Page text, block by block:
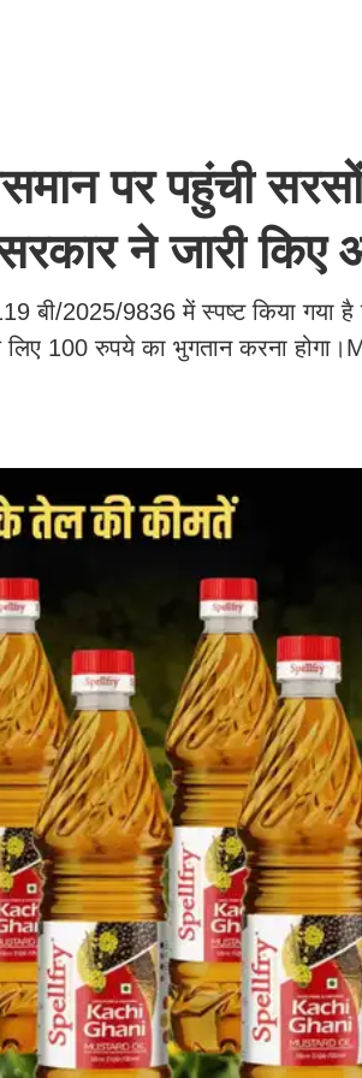
पर पहुंची
ने जारी
बी/2025/9836 में स्पष्ट किया गया
100 रुपये का भुगतान करना